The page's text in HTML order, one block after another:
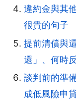
違約金與其
很貴的句子
提前清償與
還」、何時
談判前的準
成低風險申